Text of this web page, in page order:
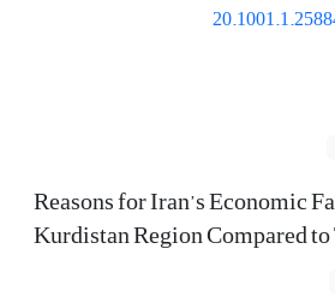
Reasons for Iran’s Economic
Kurdistan Region Compared